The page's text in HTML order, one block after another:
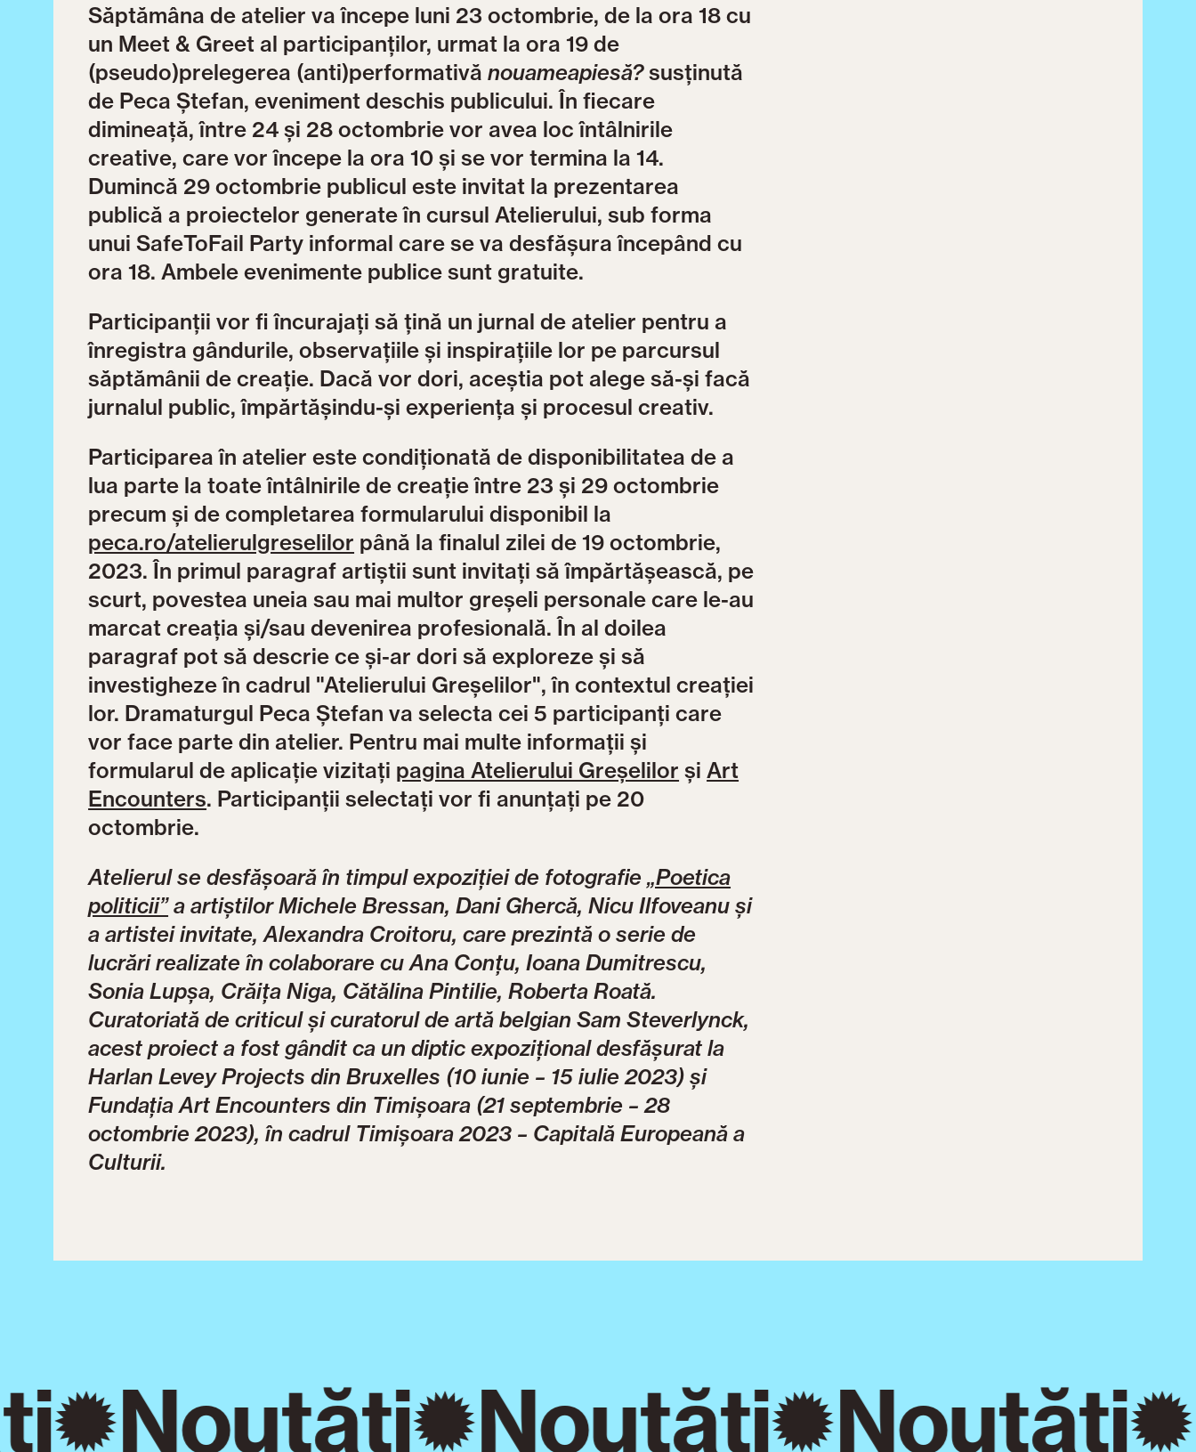
Săptămâna de atelier va începe luni 23 octombrie, de la ora 18 cu
un Meet & Greet al participanților, urmat la ora 19 de
(pseudo)prelegerea (anti)performativănouameapiesă?susținută
de Peca Ștefan, eveniment deschis publicului. În fiecare
dimineață, între 24 și 28 octombrie vor avea loc întâlnirile
creative, care vor începe la ora 10 și se vor termina la 14.
Dumincă 29 octombrie publicul este invitat la prezentarea
publică a proiectelor generate în cursul Atelierului, sub forma
unui SafeToFail Party informal care se va desfășura începând cu
ora 18. Ambele evenimente publice sunt gratuite.
Participanții vor fi încurajați să țină un jurnal de atelier pentru a
înregistra gândurile, observațiile și inspirațiile lor pe parcursul
săptămânii de creație. Dacă vor dori, aceștia pot alege să-și facă
jurnalul public, împărtășindu-și experiența și procesul creativ.
Participarea în atelier este condiționată de disponibilitatea de a
lua parte la toate întâlnirile de creație între 23 și 29 octombrie
precum și de completarea formularului disponibil la
peca.ro/atelierulgreselilor până la finalul zilei de 19 octombrie,
2023. În primul paragraf artiștii sunt invitați să împărtășească, pe
scurt, povestea uneia sau mai multor greșeli personale care le-au
marcat creația și/sau devenirea profesională. În al doilea
paragraf pot să descrie ce și-ar dori să exploreze și să
investigheze în cadrul "Atelierului Greșelilor", în contextul creației
lor. Dramaturgul Peca Ștefan va selecta cei 5 participanți care
vor face parte din atelier. Pentru mai multe informații și
formularul de aplicație vizitați pagina Atelierului Greșelilor șiArt
Encounters. Participanții selectați vor fi anunțați pe 20
octombrie.
Atelierul se desfășoară în timpul expoziției de fotografie„Poetica
politicii”a artiștilor Michele Bressan, Dani Ghercă, Nicu Ilfoveanu și
a artistei invitate, Alexandra Croitoru, care prezintă o serie de
lucrări realizate în colaborare cu Ana Conțu, Ioana Dumitrescu,
Sonia Lupșa, Crăița Niga, Cătălina Pintilie, Roberta Roată.
Curatoriată de criticul și curatorul de artă belgian Sam Steverlynck,
acest proiect a fost gândit ca un diptic expozițional desfășurat la
Harlan Levey Projects din Bruxelles (10 iunie – 15 iulie 2023) și
Fundația Art Encounters din Timișoara (21 septembrie – 28
octombrie 2023), în cadrul Timișoara 2023 – Capitală Europeană a
Culturii.
Noutăți Noutăți Noutăți